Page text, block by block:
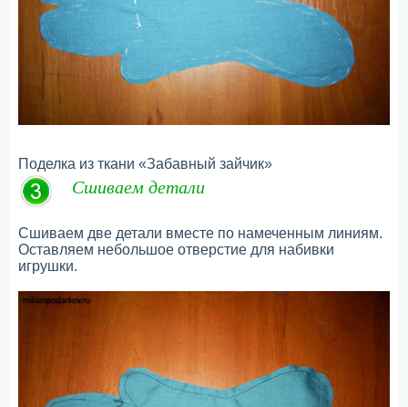
Поделка из ткани «Забавный зайчик»
Сшиваем детали
Сшиваем две детали вместе по намеченным линиям.
Оставляем небольшое отверстие для набивки
игрушки.